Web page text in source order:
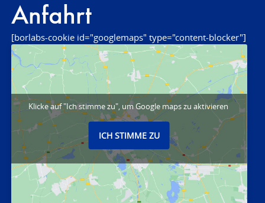
Anfahrt
[borlabs-cookie id="googlemaps" type="content-blocker"]
Klicke auf "Ich stimme zu", um Google maps zu aktivieren
ICH STIMME ZU